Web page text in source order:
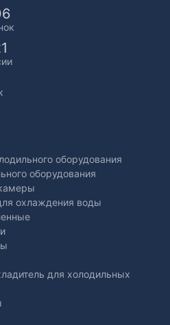
оборудования
оборудования
охлаждения воды
для холодильных